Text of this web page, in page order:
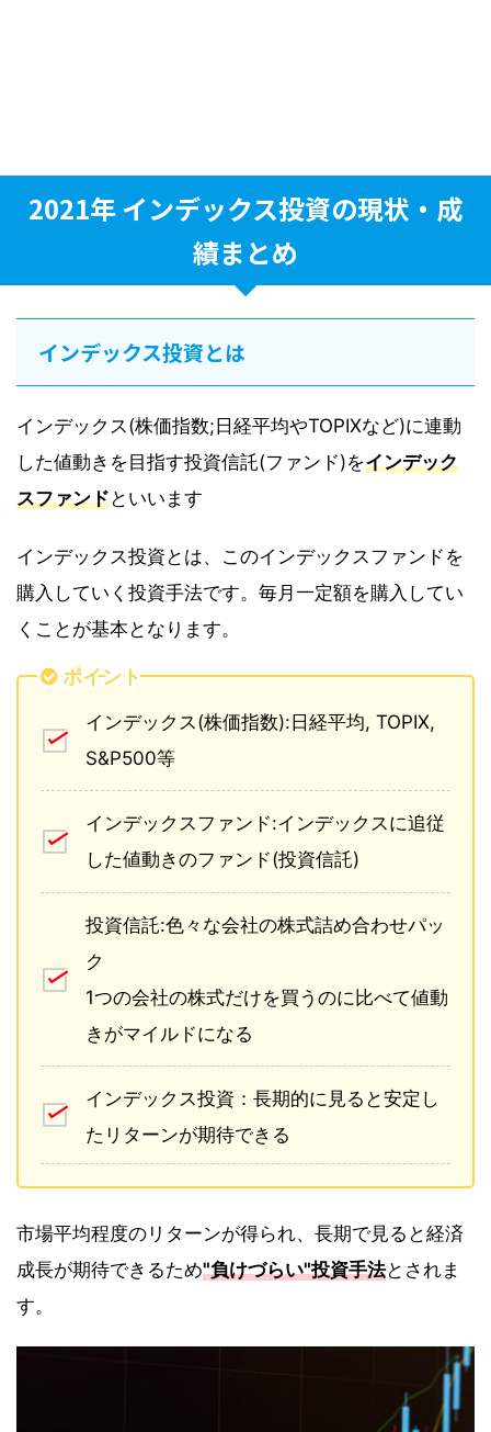
2021年 インデックス投資の現状・成
績まとめ
インデックス投資とは
インデックス(株価指数;日経平均やTOPIXなど)に連動
した値動きを目指す投資信託(ファンド)をインデック
スファンドといいます
インデックス投資とは、このインデックスファンドを
購入していく投資手法です。毎月一定額を購入してい
くことが基本となります。
ポイント
インデックス(株価指数):日経平均, TOPIX,
S&P500等
インデックスファンド:インデックスに追従
した値動きのファンド(投資信託)
投資信託:色々な会社の株式詰め合わせパッ
ク
1つの会社の株式だけを買うのに比べて値動
きがマイルドになる
インデックス投資：長期的に見ると安定し
たリターンが期待できる
市場平均程度のリターンが得られ、長期で見ると経済
成長が期待できるため"負けづらい"投資手法とされま
す。